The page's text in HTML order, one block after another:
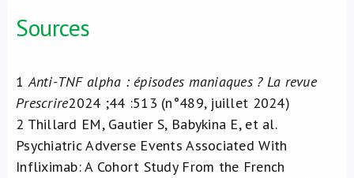
Sources
1Anti-TNF alpha : épisodes maniaques ? La revue
Prescrire2024 ;44 :513 (n°489, juillet 2024)
2 Thillard EM, Gautier S, Babykina E, et al.
Psychiatric Adverse Events Associated With
Infliximab: A Cohort Study From the French